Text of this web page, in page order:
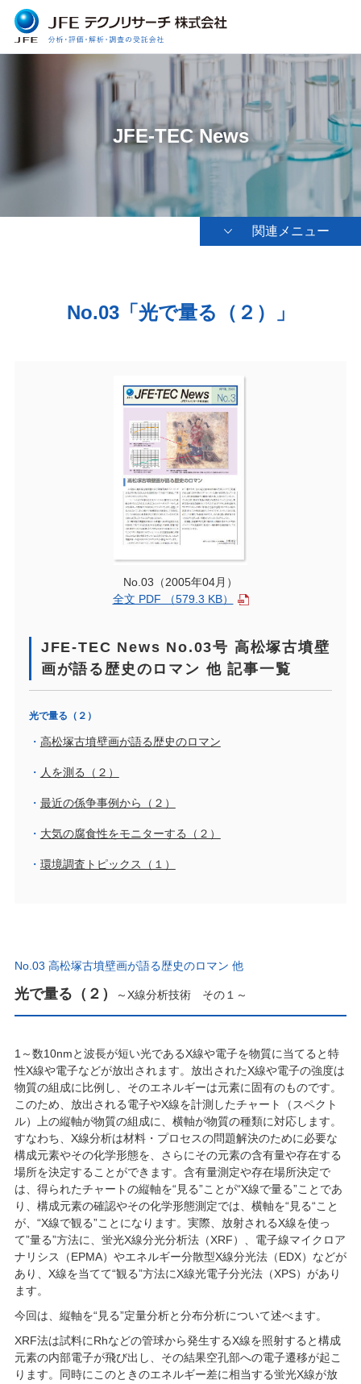
JFE-TEC News
関連メニュー
No.03「光で量る（２）」
JFE-TEC News No.03号 高松塚古墳壁
画が語る歴史のロマン 他 記事一覧
光で量る（２）
高松塚古墳壁画が語る歴史のロマン
人を測る（２）
最近の係争事例から（２）
大気の腐食性をモニターする（２）
環境調査トピックス（１）
No.03（2005年04月）
全文 PDF （579.3 KB）
No.03 高松塚古墳壁画が語る歴史のロマン 他
光で量る（２） ～X線分析技術 その１～
1～数10nmと波長が短い光であるX線や電子を物質に当てると特
性X線や電子などが放出されます。放出されたX線や電子の強度は
物質の組成に比例し、そのエネルギーは元素に固有のものです。
このため、放出される電子やX線を計測したチャート（スペクト
ル）上の縦軸が物質の組成に、横軸が物質の種類に対応します。
すなわち、X線分析は材料・プロセスの問題解決のために必要な
構成元素やその化学形態を、さらにその元素の含有量や存在する
場所を決定することができます。含有量測定や存在場所決定で
は、得られたチャートの縦軸を“見る”ことが“X線で量る”ことであ
り、構成元素の確認やその化学形態測定では、横軸を“見る“こと
が、“X線で観る”ことになります。実際、放射されるX線を使っ
て”量る”方法に、蛍光X線分光分析法（XRF）、電子線マイクロア
ナリシス（EPMA）やエネルギー分散型X線分光法（EDX）などが
あり、X線を当てて“観る”方法にX線光電子分光法（XPS）があり
ます。
今回は、縦軸を“見る”定量分析と分布分析について述べます。
XRF法は試料にRhなどの管球から発生するX線を照射すると構成
元素の内部電子が飛び出し、その結果空孔部への電子遷移が起こ
ります。同時にこのときのエネルギー差に相当する蛍光X線が放